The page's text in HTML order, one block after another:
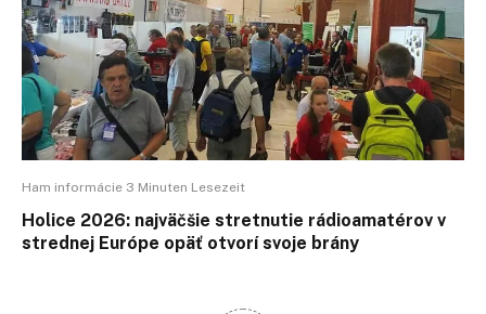
Ham informácie 3 Minuten Lesezeit
Holice 2026: najväčšie stretnutie rádioamatérov v
strednej Európe opäť otvorí svoje brány